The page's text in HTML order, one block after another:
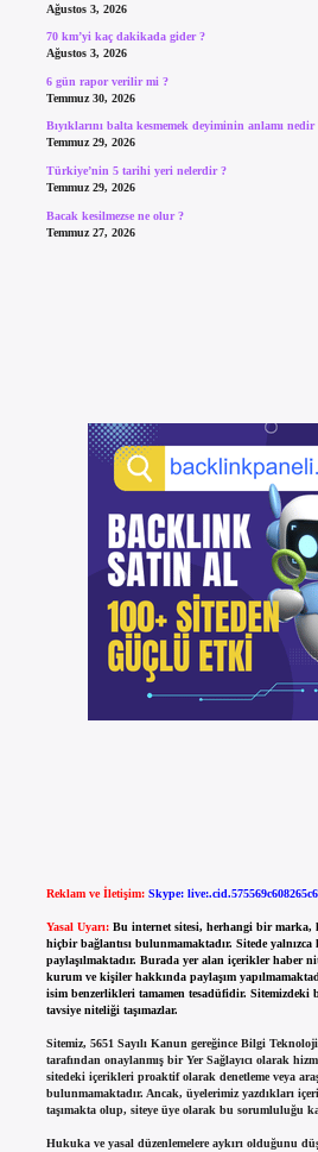
Ağustos 3, 2026
70 km’yi kaç dakikada gider ?
Ağustos 3, 2026
6 gün rapor verilir mi ?
Temmuz 30, 2026
Bıyıklarını balta kesmemek deyiminin anlamı nedir
Temmuz 29, 2026
Türkiye’nin 5 tarihi yeri nelerdir ?
Temmuz 29, 2026
Bacak kesilmezse ne olur ?
Temmuz 27, 2026
Reklam ve İletişim: Skype:
Yasal Uyarı: Bu internet sitesi, herhangi bir marka,
hiçbir bağlantısı bulunmamaktadır. Sitede yalnızca
paylaşılmaktadır. Burada yer alan içerikler haber
kurum ve kişiler hakkında paylaşım
isim benzerlikleri tamamen tesadüfidir.
tavsiye niteliği taşımazlar.
Sitemiz, 5651 Sayılı Kanun gereğince Bilgi
tarafından onaylanmış bir Yer Sağlayıcı olarak
sitedeki içerikleri proaktif olarak denetleme veya
bulunmamaktadır. Ancak, üyelerimiz yazdıkları
taşımakta olup, siteye üye olarak bu sorumluluğu
Hukuka ve yasal düzenlemelere aykırı olduğunu